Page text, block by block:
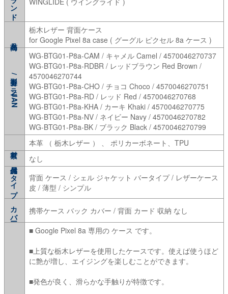
栃木レザー 背面ケース
for Google Pixel 8a case ( グーグル ピクセル 8a ケース )
型番/カラー/JAN
WG-BTG01-P8a-CAM / キャメル Camel / 4570046270737
WG-BTG01-P8a-RDBR / レッドブラウン Red Brown /
4570046270744
WG-BTG01-P8a-CHO / チョコ Choco / 4570046270751
WG-BTG01-P8a-RD / レッド Red / 4570046270768
WG-BTG01-P8a-KHA / カーキ Khaki / 4570046270775
WG-BTG01-P8a-NV / ネイビー Navy / 4570046270782
WG-BTG01-P8a-BK / ブラック Black / 4570046270799
本革 （ 栃木レザー ） 、 ポリカーボネート、TPU
なし
タイプ
背面 ケース / シェル ジャケット バータイプ / レザーケース
皮 / 薄型 / シンプル
カバー
携帯ケース バック カバー / 背面 カード 収納 なし
■ Google Pixel 8a 専用の ケース です。
■上質な栃木レザーを使用したケースです。使えば使うほど
に艶が増し、エイジングを楽しむことができます。
■発色が良く、滑らかな手触りが特徴です。